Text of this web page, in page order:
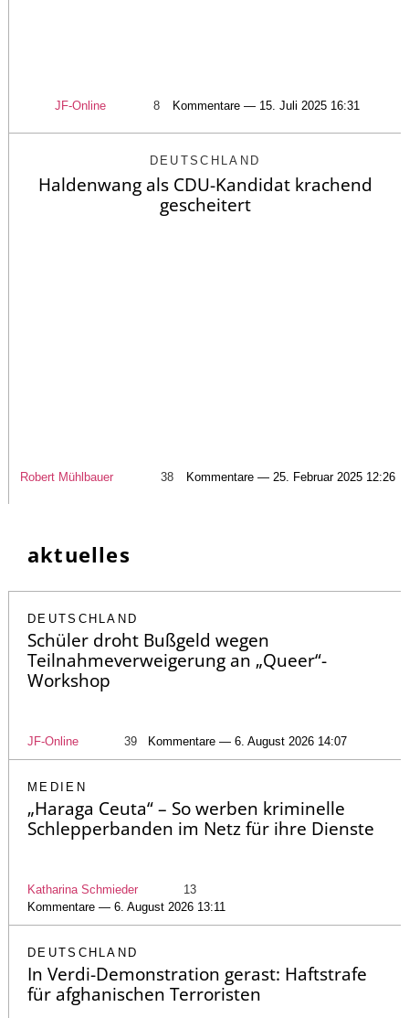
JF-Online 8 Kommentare — 15. Juli 2025 16:31
DEUTSCHLAND
Haldenwang als CDU-Kandidat krachend
gescheitert
Robert Mühlbauer 38 Kommentare — 25. Februar 2025 12:26
aktuelles
DEUTSCHLAND
Schüler droht Bußgeld wegen
Teilnahmeverweigerung an „Queer“-
Workshop
JF-Online 39 Kommentare — 6. August 2026 14:07
MEDIEN
„Haraga Ceuta“ – So werben kriminelle
Schlepperbanden im Netz für ihre Dienste
Katharina Schmieder
13
Kommentare — 6. August 2026 13:11
DEUTSCHLAND
In Verdi-Demonstration gerast: Haftstrafe
für afghanischen Terroristen